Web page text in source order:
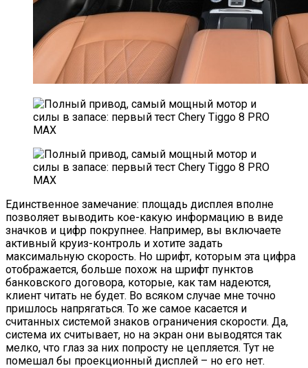
Единственное замечание: площадь дисплея вполне
позволяет выводить кое-какую информацию в виде
значков и цифр покрупнее. Например, вы включаете
активный круиз-контроль и хотите задать
максимальную скорость. Но шрифт, которым эта цифра
отображается, больше похож на шрифт пунктов
банковского договора, которые, как там надеются,
клиент читать не будет. Во всяком случае мне точно
пришлось напрягаться. То же самое касается и
считанных системой знаков ограничения скорости. Да,
система их считывает, но на экран они выводятся так
мелко, что глаз за них попросту не цепляется. Тут не
помешал бы проекционный дисплей – но его нет.